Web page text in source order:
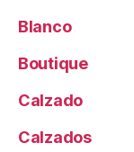
Blanco
Boutique
Calzado
Calzados